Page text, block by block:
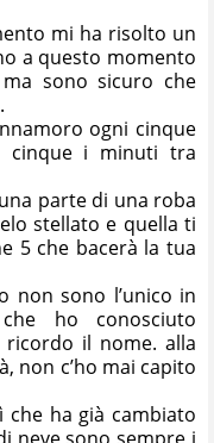
mi ha risolto un
a questo momento
sono sicuro che
ogni cinque
i minuti tra
parte di una roba
stellato e quella ti
5 che bacerà la tua
non sono l’unico in
ho conosciuto
ricordo il nome. alla
non c’ho mai capito
ha già cambiato
neve sono sempre i